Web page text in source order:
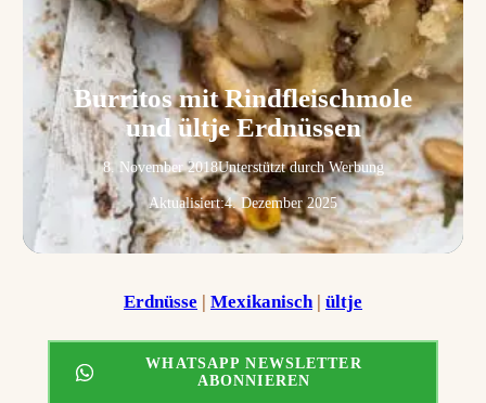
Burritos mit Rindfleischmole
und ültje Erdnüssen
8. November 2018Unterstützt durch Werbung
Aktualisiert:4. Dezember 2025
Erdnüsse | Mexikanisch | ültje
WHATSAPP NEWSLETTER
ABONNIEREN